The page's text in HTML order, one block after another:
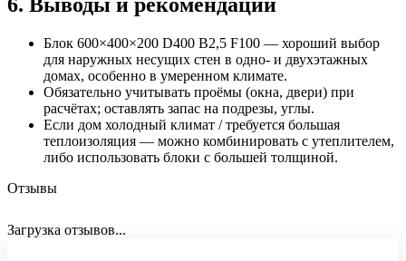
Блок 600×400×200 D400 B2,5 F100 — хороший выбор
для наружных несущих стен в одно‑ и двухэтажных
домах, особенно в умеренном климате.
Обязательно учитывать проёмы (окна, двери) при
расчётах; оставлять запас на подрезы, углы.
Если дом холодный климат / требуется большая
теплоизоляция — можно комбинировать с утеплителем,
либо использовать блоки с большей толщиной.
Отзывы
Загрузка отзывов...